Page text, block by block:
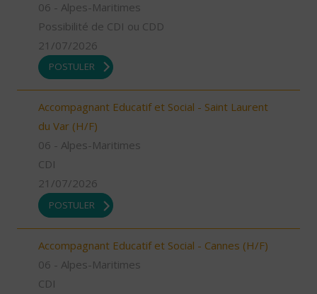
06 - Alpes-Maritimes
Possibilité de CDI ou CDD
21/07/2026
POSTULER
Accompagnant Educatif et Social - Saint Laurent
du Var (H/F)
06 - Alpes-Maritimes
CDI
21/07/2026
POSTULER
Accompagnant Educatif et Social - Cannes (H/F)
06 - Alpes-Maritimes
CDI